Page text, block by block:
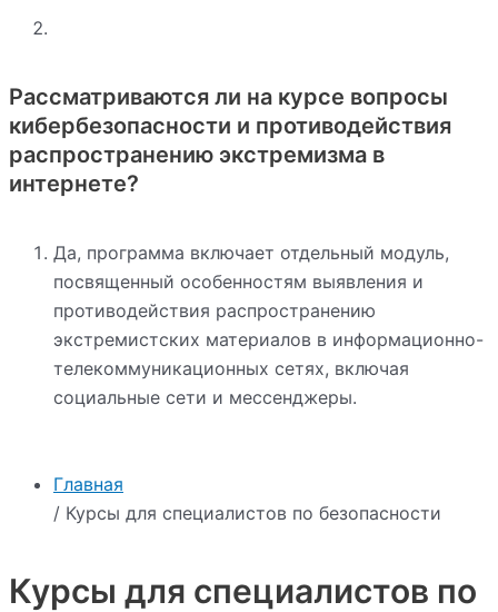
Главная
/ Курсы для специалистов по безопасности
Курсы для специалистов по
Рассматриваются ли на курсе вопросы
кибербезопасности и противодействия
распространению экстремизма в
интернете?
Да, программа включает отдельный модуль,
посвященный особенностям выявления и
противодействия распространению
экстремистских материалов в информационно-
телекоммуникационных сетях, включая
социальные сети и мессенджеры.